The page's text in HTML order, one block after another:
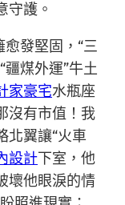
守護。
愈發堅固，“三
疆煤外運”牛土
家豪宅水瓶座
沒有市值！我
北翼讓“火車
設計下室，他
壞他眼淚的情